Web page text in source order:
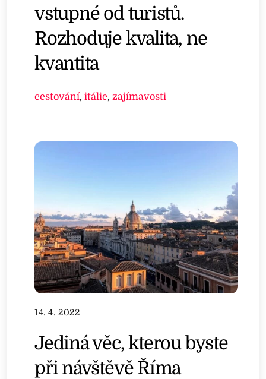
vstupné od turistů.
Rozhoduje kvalita, ne
kvantita
cestování,itálie,zajímavosti
14. 4. 2022
Jediná věc, kterou byste
při návštěvě Říma